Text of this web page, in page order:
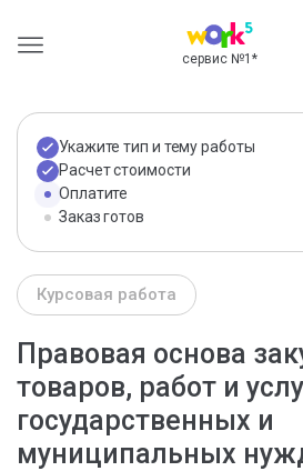
сервис №1 *
Укажите тип и тему работы
Расчет стоимости
Оплатите
Заказ готов
Курсовая работа
Правовая основа
товаров, работ и
государственных и
муниципальных